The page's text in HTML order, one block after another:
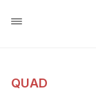
QUAD